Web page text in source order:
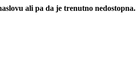
ali pa da je trenutno nedostopna.